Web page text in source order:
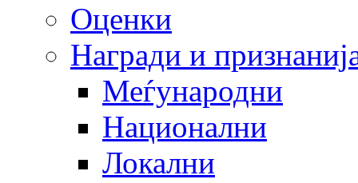
Оценки
Награди и
Меѓународни
Национални
Локални